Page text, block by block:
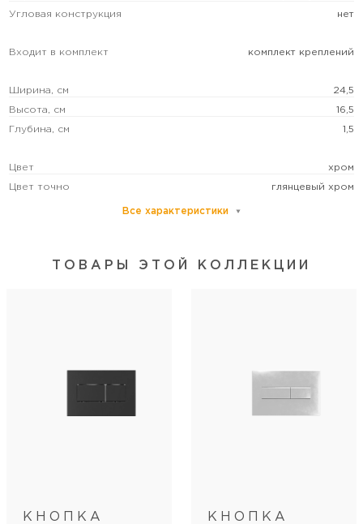
Угловая конструкция нет
Входит в комплект комплект креплений
Ширина, см 24,5
Высота, см 16,5
Глубина, см 1,5
Цвет хром
Цвет точно глянцевый хром
Механизм слива механическая кнопка
Все характеристики
ТОВАРЫ ЭТОЙ КОЛЛЕКЦИИ
КНОПКА КНОПКА